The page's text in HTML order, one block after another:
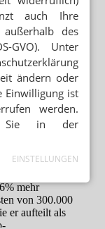
auch Ihre
des
Unter
ändern oder
Einwilligung ist
werden.
Sie in der
EINSTELLUNGEN